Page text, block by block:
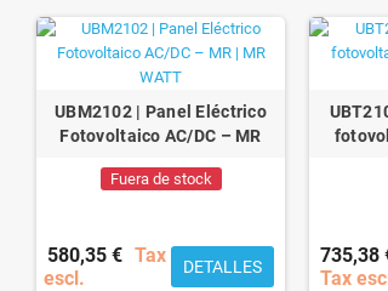
UBM2102 | Panel Eléctrico
Fotovoltaico AC/DC – MR
Fuera de stock
580,35 € Tax
escl.
DETALLES
735,38
Tax